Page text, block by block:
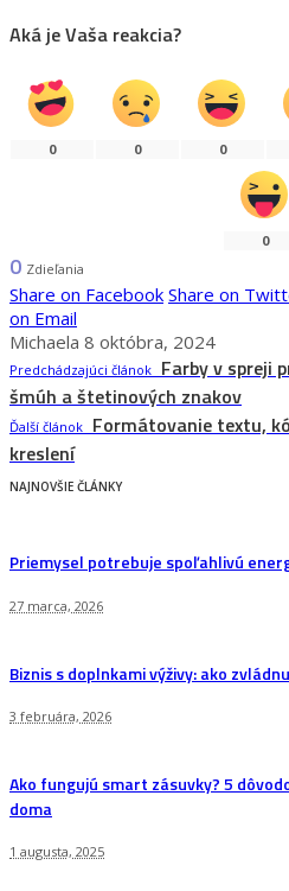
Aká je Vaša reakcia?
0 0 0
0
0 Zdieľania
Share on Facebook Share on
on Email
Michaela 8 októbra, 2024
Predchádzajúci článok Farby v spreji
šmúh a štetinových znakov
Ďalší článok Formátovanie textu,
kreslení
NAJNOVŠIE ČLÁNKY
Priemysel potrebuje spoľahlivú
27 marca, 2026
Biznis s doplnkami výživy: ako
3 februára, 2026
Ako fungujú smart zásuvky? 5
doma
1 augusta, 2025